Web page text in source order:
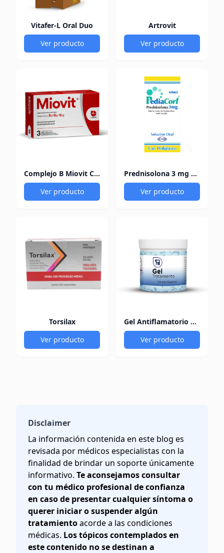
Vitafer-L Oral Duo
Ver producto
Artrovit
Ver producto
Complejo B Miovit Cofasa
Ver producto
Prednisolona 3 mg Pediacort
Ver producto
Torsilax
Ver producto
Gel Antiflamatorio 60Gr
Ver producto
Disclaimer
La información contenida en este blog es
revisada por médicos especialistas con la
finalidad de brindar un soporte únicamente
informativo. Te aconsejamos consultar
con tu médico profesional de confianza
en caso de presentar cualquier síntoma o
querer iniciar o suspender algún
tratamientoacorde a las condiciones
médicas. Los tópicos contemplados en
este contenido no se destinan a